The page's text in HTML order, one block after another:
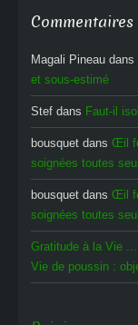
Magali Pineau dans
et sous-estimé
Stef dans Faut-il
bousquet dans Œil
soignées toutes
bousquet dans Œil
soignées toutes
Gratitude à la Vie
Vie de poussin :